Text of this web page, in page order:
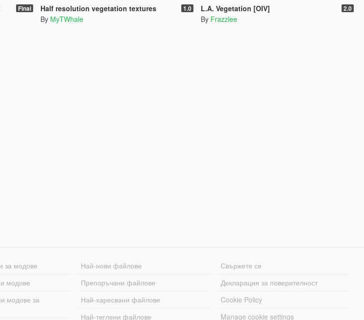
Final Half resolution vegetation textures 1.0
By MyTWhale
L.A. Vegetation [OIV] 2.0
By Frazzlee
за модове
модове
модове за
Най-нови файлове
Препоръчани файлове
Най-харесвани файлове
Най-теглени файлове
Свържете се
Декларация за поверителност
Cookie Policy
Manage cookie settings